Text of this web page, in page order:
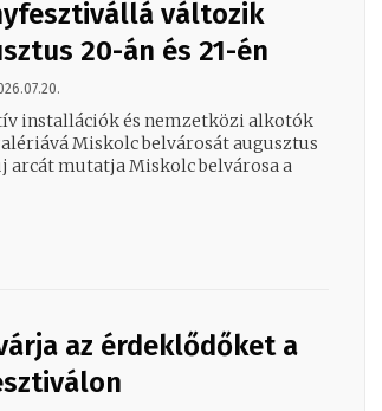
változik
20-án és 21-én
installációk és nemzetközi alkotók
Miskolc belvárosát augusztus
az érdeklődőket a